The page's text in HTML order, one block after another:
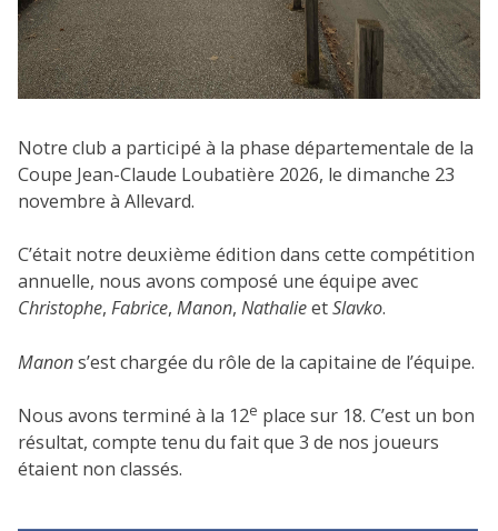
Notre club a participé à la phase départementale de la
Coupe Jean-Claude Loubatière 2026, le dimanche 23
novembre à Allevard.
C’était notre deuxième édition dans cette compétition
annuelle, nous avons composé une équipe avec
Christophe,Fabrice,Manon,NathalieetSlavko.
Manons’est chargée du rôle de la capitaine de l’équipe.
Nous avons terminé à la 12e place sur 18. C’est un bon
résultat, compte tenu du fait que 3 de nos joueurs
étaient non classés.